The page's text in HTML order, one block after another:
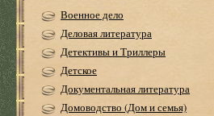
Военное дело
Деловая литература
Детективы и Триллеры
Детское
Документальная литература
Домоводство (Дом и семья)